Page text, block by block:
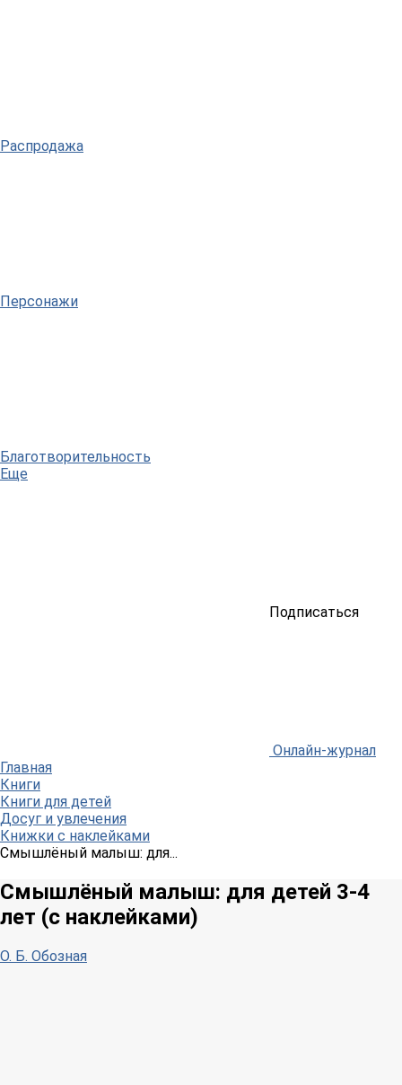
Распродажа
Персонажи
Благотворительность
Еще
Подписаться
Онлайн-журнал
Главная
Книги
Книги для детей
Досуг и увлечения
Книжки с наклейками
Смышлёный малыш: для...
Смышлёный малыш: для детей 3-4
лет (с наклейками)
О. Б. Обозная